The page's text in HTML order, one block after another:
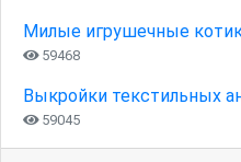
Милые игрушечные
59468
Выкройки текстильных
59045